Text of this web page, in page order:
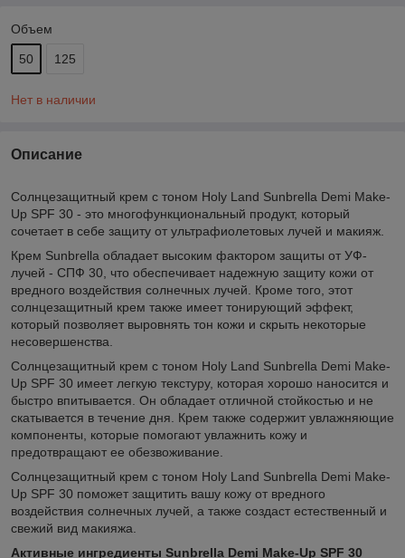
Объем
50 125
Нет в наличии
Описание
Солнцезащитный крем с тоном Holy Land Sunbrella Demi Make-
Up SPF 30 - это многофункциональный продукт, который
сочетает в себе защиту от ультрафиолетовых лучей и макияж.
Крем Sunbrella обладает высоким фактором защиты от УФ-
лучей - СПФ 30, что обеспечивает надежную защиту кожи от
вредного воздействия солнечных лучей. Кроме того, этот
солнцезащитный крем также имеет тонирующий эффект,
который позволяет выровнять тон кожи и скрыть некоторые
несовершенства.
Солнцезащитный крем с тоном Holy Land Sunbrella Demi Make-
Up SPF 30 имеет легкую текстуру, которая хорошо наносится и
быстро впитывается. Он обладает отличной стойкостью и не
скатывается в течение дня. Крем также содержит увлажняющие
компоненты, которые помогают увлажнить кожу и
предотвращают ее обезвоживание.
Солнцезащитный крем с тоном Holy Land Sunbrella Demi Make-
Up SPF 30 поможет защитить вашу кожу от вредного
воздействия солнечных лучей, а также создаст естественный и
свежий вид макияжа.
Активные ингредиенты Sunbrella Demi Make-Up SPF 30